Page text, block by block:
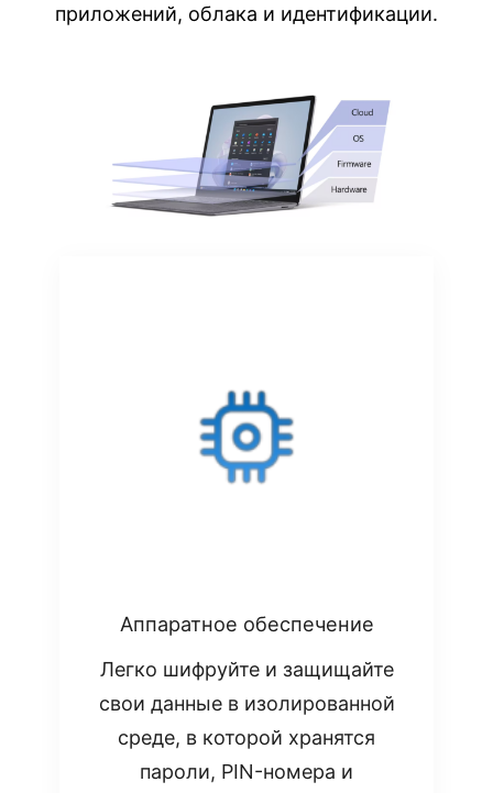
приложений, облака и идентификации.
Аппаратное обеспечение
Легко шифруйте и защищайте
свои данные в изолированной
среде, в которой хранятся
пароли, PIN-номера и